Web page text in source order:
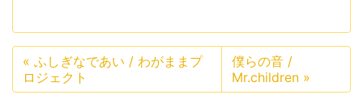
« ふしぎなであい / わがままプ
ロジェクト
僕らの音 /
Mr.children »